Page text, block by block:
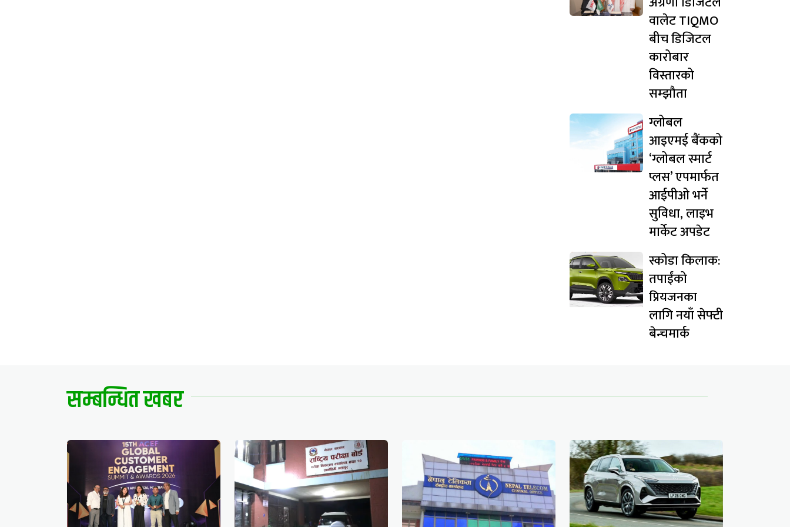
वालेट TIQMO
बीच डिजिटल
कारोबार
विस्तारको
सम्झौता
ग्लोबल
आइएमई बैंकको
‘ग्लोबल स्मार्ट
प्लस’ एपमार्फत
आईपीओ भर्ने
सुविधा, लाइभ
मार्केट अपडेट
स्कोडा किलाक:
तपाईंको
प्रियजनका
लागि नयाँ सेफ्टी
बेन्चमार्क
सम्बन्धित खबर